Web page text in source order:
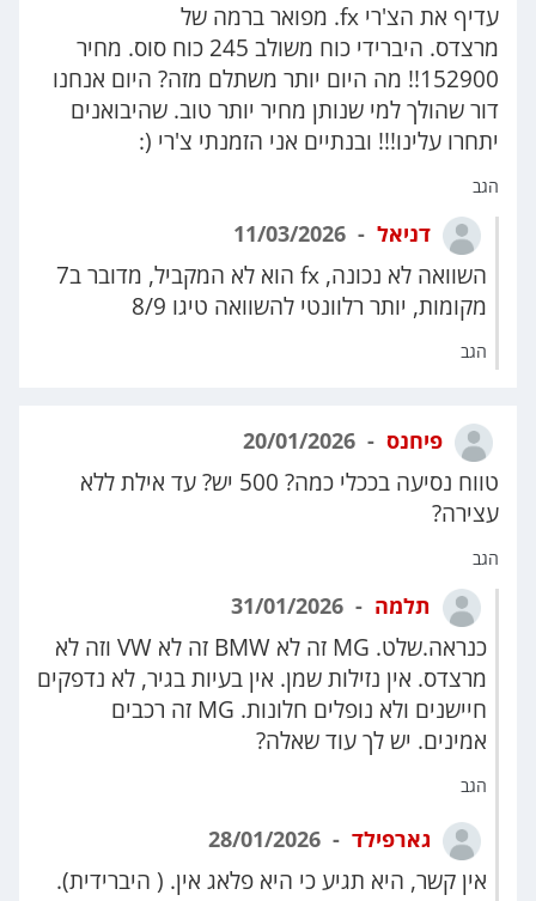
עדיף את הצ'רי fx. מפואר ברמה של
מרצדס. היברידי כוח משולב 245 כוח סוס. מחיר
152900!! מה היום יותר משתלם מזה? היום אנחנו
דור שהולך למי שנותן מחיר יותר טוב. שהיבואנים
יתחרו עלינו!!! ובנתיים אני הזמנתי צ'רי (:
הגב
דניאל
השוואה לא נכונה, fx הוא לא המקביל, מדובר ב7
מקומות, יותר רלוונטי להשוואה טיגו 8/9
הגב
פיחנס
טווח נסיעה בככלי כמה? 500 יש? עד אילת ללא
עצירה?
הגב
תלמה
כנראה.שלט. MG זה לא BMW זה לא VW וזה לא
מרצדס. אין נזילות שמן. אין בעיות בגיר, לא נדפקים
חיישנים ולא נופלים חלונות. MG זה רכבים
אמינים. יש לך עוד שאלה?
הגב
גארפילד
אין קשר, היא תגיע כי היא פלאג אין. ( היברידית).